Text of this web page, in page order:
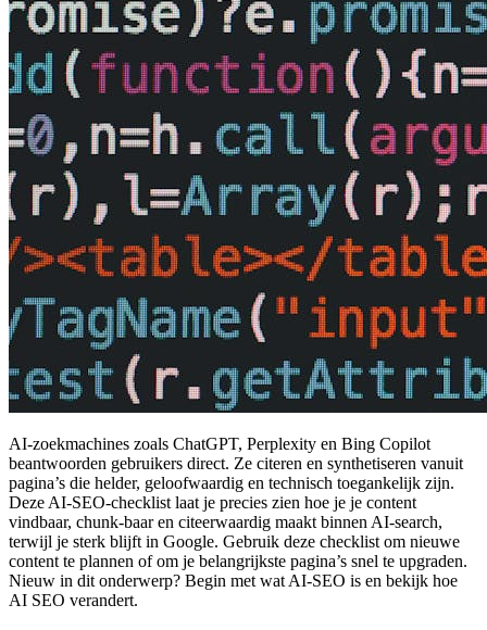
AI-zoekmachines zoals ChatGPT, Perplexity en Bing Copilot
beantwoorden gebruikers direct. Ze citeren en synthetiseren vanuit
pagina’s die helder, geloofwaardig en technisch toegankelijk zijn.
Deze AI-SEO-checklist laat je precies zien hoe je je content
vindbaar, chunk-baar en citeerwaardig maakt binnen AI-search,
terwijl je sterk blijft in Google. Gebruik deze checklist om nieuwe
content te plannen of om je belangrijkste pagina’s snel te upgraden.
Nieuw in dit onderwerp? Begin met wat AI-SEO is en bekijk hoe
AI SEO verandert.